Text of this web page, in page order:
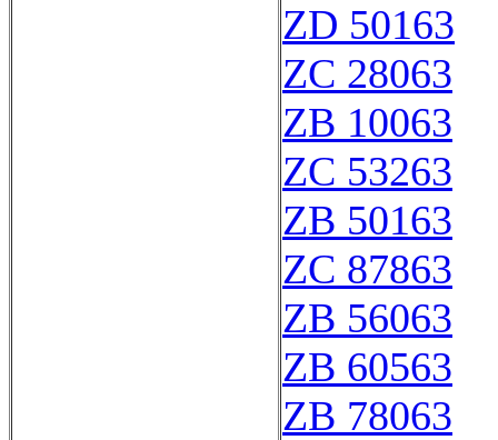
ZD 50163
ZC 28063
ZB 10063
ZC 53263
ZB 50163
ZC 87863
ZB 56063
ZB 60563
ZB 78063